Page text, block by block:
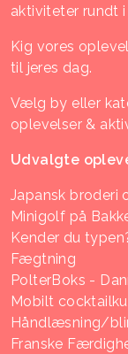
aktiviteter rundt i
Kig vores
til jeres dag.
Vælg by eller
oplevelser &
Udvalgte
Japansk broderi
Minigolf på
Kender du
Fægtning
PolterBoks -
Mobilt
Håndlæsning/
Franske